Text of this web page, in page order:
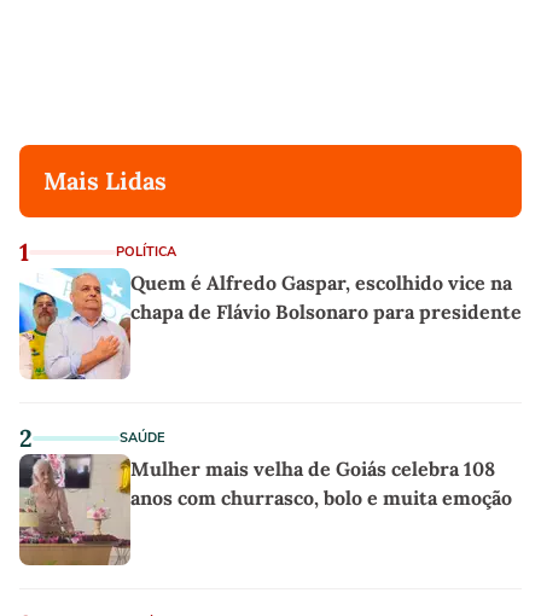
Mais Lidas
1 POLÍTICA
Quem é Alfredo Gaspar, escolhido vice na
chapa de Flávio Bolsonaro para presidente
2 SAÚDE
Mulher mais velha de Goiás celebra 108
anos com churrasco, bolo e muita emoção